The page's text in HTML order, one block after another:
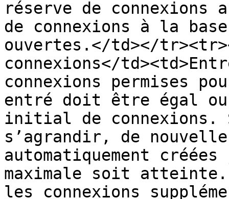
réserve de connexions
de connexions à la
ouvertes.</td></
connexions</
connexions permises
entré doit être égal ou
initial de
s’agrandir, de
automatiquement
maximale soit
les connexions